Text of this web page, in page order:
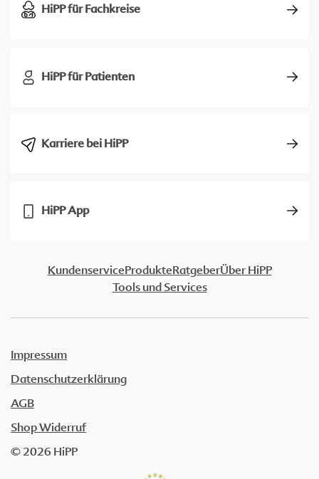
HiPP für Fachkreise
HiPP für Patienten
Karriere bei HiPP
HiPP App
KundenserviceProdukteRatgeberÜber HiPP
Tools und Services
Impressum
Datenschutzerklärung
AGB
Shop Widerruf
© 2026 HiPP